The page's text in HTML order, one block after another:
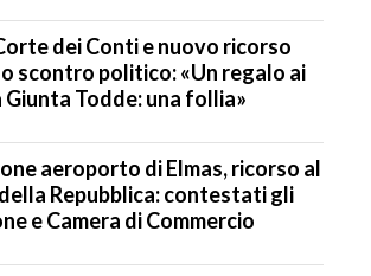
dei Conti e nuovo ricorso
scontro politico: «Un regalo ai
Todde: una follia»
aeroporto di Elmas, ricorso al
Repubblica: contestati gli
e Camera di Commercio